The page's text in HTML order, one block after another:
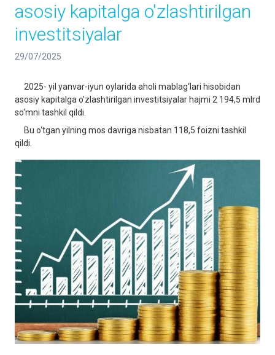
asosiy kapitalga o'zlashtirilgan
investitsiyalar
29/07/2025
2025- yil yanvar-iyun oylarida aholi mablag‘lari hisobidan
asosiy kapitalga o'zlashtirilgan investitsiyalar hajmi 2 194,5 mlrd
so‘mni tashkil qildi.
Bu o‘tgan yilning mos davriga nisbatan 118,5 foizni tashkil
qildi.